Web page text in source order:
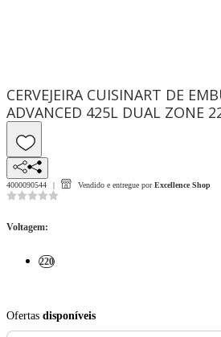
CERVEJEIRA CUISINART DE
ADVANCED 425L DUAL ZONE
4000090544 Vendido e entregue por Excellence Shop
Voltagem:
220
Ofertas disponíveis